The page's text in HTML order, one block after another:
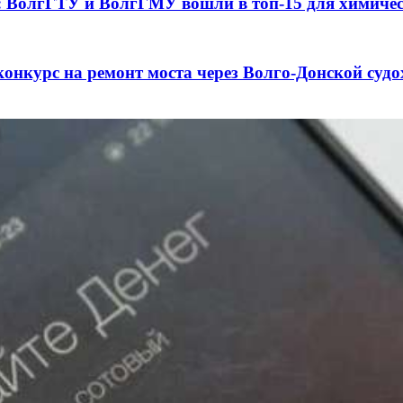
на ремонт моста через Волго‑Донской
сентября в рамках Года единства народов